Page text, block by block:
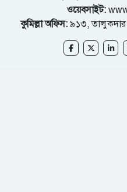
ওয়েবসাইট:
কুমিল্লা অফিস: ৯১৩, তালুকদার